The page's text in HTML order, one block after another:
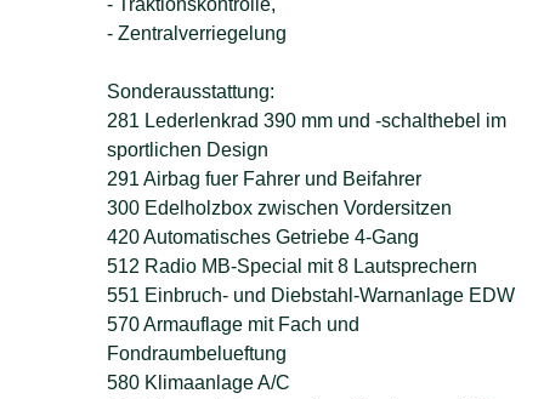
- Zentralverriegelung
Sonderausstattung:
281 Lederlenkrad 390 mm und -schalthebel im
sportlichen Design
291 Airbag fuer Fahrer und Beifahrer
300 Edelholzbox zwischen Vordersitzen
420 Automatisches Getriebe 4-Gang
512 Radio MB-Special mit 8 Lautsprechern
551 Einbruch- und Diebstahl-Warnanlage EDW
570 Armauflage mit Fach und
Fondraumbelueftung
580 Klimaanlage A/C